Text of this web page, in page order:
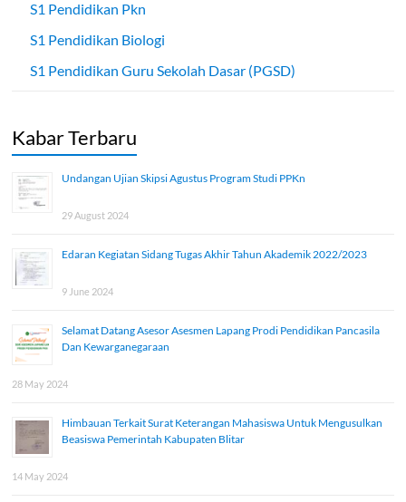
S1 Pendidikan Pkn
S1 Pendidikan Biologi
S1 Pendidikan Guru Sekolah Dasar (PGSD)
Kabar Terbaru
Undangan Ujian Skipsi Agustus Program Studi PPKn
29 August 2024
Edaran Kegiatan Sidang Tugas Akhir Tahun Akademik 2022/2023
9 June 2024
Selamat Datang Asesor Asesmen Lapang Prodi Pendidikan Pancasila
Dan Kewarganegaraan
28 May 2024
Himbauan Terkait Surat Keterangan Mahasiswa Untuk Mengusulkan
Beasiswa Pemerintah Kabupaten Blitar
14 May 2024